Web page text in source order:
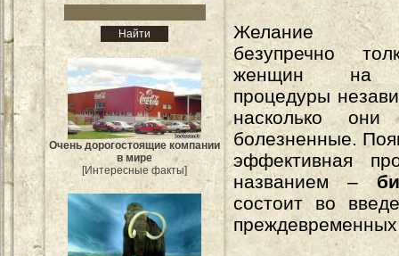
Очень дорогостоящие компании
в мире
[Интересные факты]
Желание
безупречно
женщин на
процедуры
насколько
болезненные.
эффективная
названием –
состоит во